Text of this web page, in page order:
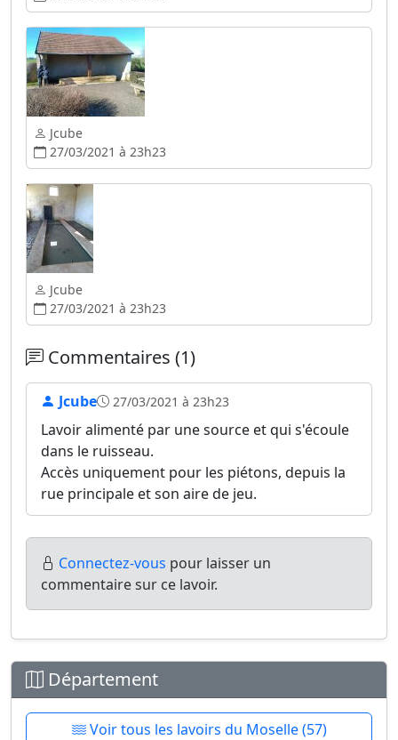
Jcube
27/03/2021 à 23h23
Jcube
27/03/2021 à 23h23
Commentaires (1)
Jcube 27/03/2021 à 23h23
Lavoir alimenté par une source et qui s'écoule
dans le ruisseau.
Accès uniquement pour les piétons, depuis la
rue principale et son aire de jeu.
Connectez-vous pour laisser un
commentaire sur ce lavoir.
Département
Voir tous les lavoirs du Moselle (57)